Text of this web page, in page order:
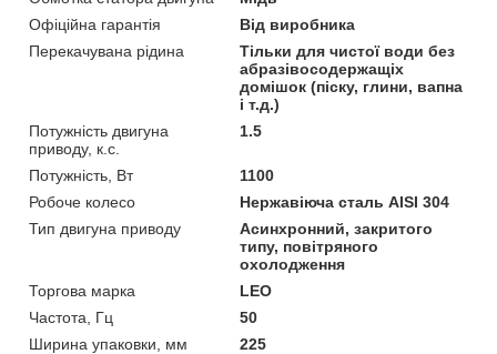
Офіційна гарантія
Від виробника
Перекачувана рідина
Тільки для чистої води без
абразівосодержащіх
домішок (піску, глини, вапна
і т.д.)
Потужність двигуна
приводу, к.с.
1.5
Потужність, Вт
1100
Робоче колесо
Нержавіюча сталь AISI 304
Тип двигуна приводу
Асинхронний, закритого
типу, повітряного
охолодження
Торгова марка
LEO
Частота, Гц
50
Ширина упаковки, мм
225